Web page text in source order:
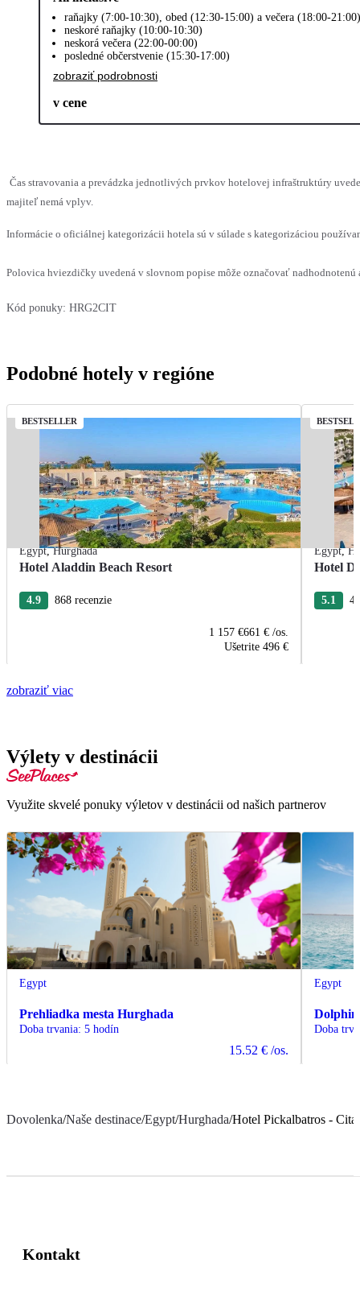
raňajky (7:00-10:30), obed (12:30-15:00) a večera (18:00-
neskoré raňajky (10:00-10:30)
neskorá večera (22:00-00:00)
posledné občerstvenie (15:30-17:00)
zobraziť podrobnosti
v cene
Čas stravovania a prevádzka jednotlivých prvkov hotelovej infraštruktúry
majiteľ nemá vplyv.
Informácie o oficiálnej kategorizácii hotela sú v súlade s kategorizáciou
Polovica hviezdičky uvedená v slovnom popise môže označovať
Kód ponuky: HRG2CIT
Podobné hotely v regióne
BESTSELLER
Egypt,Hurghada
Hotel Aladdin Beach Resort
4.9 868 recenzie
1 157 €661 € /os.
Ušetrite 496 €
Egypt,
Hotel
5.1
zobraziť viac
Výlety v destinácii
Využite skvelé ponuky výletov v destinácii od našich partnerov
Egypt
Prehliadka mesta Hurghada
Doba trvania: 5 hodín
15.52 € /os.
Egypt
Dolphin
Doba
Dovolenka/Naše destinace/Egypt/Hurghada/Hotel Pickalbatros -
Kontakt